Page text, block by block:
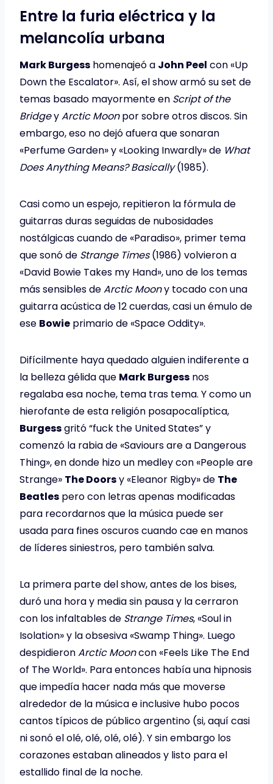
Entre la furia eléctrica y la
melancolía urbana
Mark Burgess homenajeó a John Peel con «Up
Down the Escalator». Así, el show armó su set de
temas basado mayormente en Script of the
BridgeyArctic Moonpor sobre otros discos. Sin
embargo, eso no dejó afuera que sonaran
«Perfume Garden» y «Looking Inwardly» de What
Does Anything Means? Basically(1985).
Casi como un espejo, repitieron la fórmula de
guitarras duras seguidas de nubosidades
nostálgicas cuando de «Paradiso», primer tema
que sonó de Strange Times(1986) volvieron a
«David Bowie Takes my Hand», uno de los temas
más sensibles deArctic Moony tocado con una
guitarra acústica de 12 cuerdas, casi un émulo de
ese Bowie primario de «Space Oddity».
Difícilmente haya quedado alguien indiferente a
la belleza gélida que Mark Burgess nos
regalaba esa noche, tema tras tema. Y como un
hierofante de esta religión posapocalíptica,
Burgessgritó “fuck the United States” y
comenzó la rabia de «Saviours are a Dangerous
Thing», en donde hizo un medley con «People are
Strange» The Doorsy «Eleanor Rigby» de The
Beatles pero con letras apenas modificadas
para recordarnos que la música puede ser
usada para fines oscuros cuando cae en manos
de líderes siniestros, pero también salva.
La primera parte del show, antes de los bises,
duró una hora y media sin pausa y la cerraron
con los infaltables de Strange Times, «Soul in
Isolation» y la obsesiva «Swamp Thing». Luego
despidieronArctic Mooncon «Feels Like The End
of The World». Para entonces había una hipnosis
que impedía hacer nada más que moverse
alrededor de la música e inclusive hubo pocos
cantos típicos de público argentino (si, aquí casi
ni sonó el olé, olé, olé, olé). Y sin embargo los
corazones estaban alineados y listo para el
estallido final de la noche.